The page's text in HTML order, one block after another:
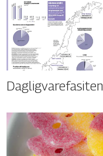
Dagligvarefasiten